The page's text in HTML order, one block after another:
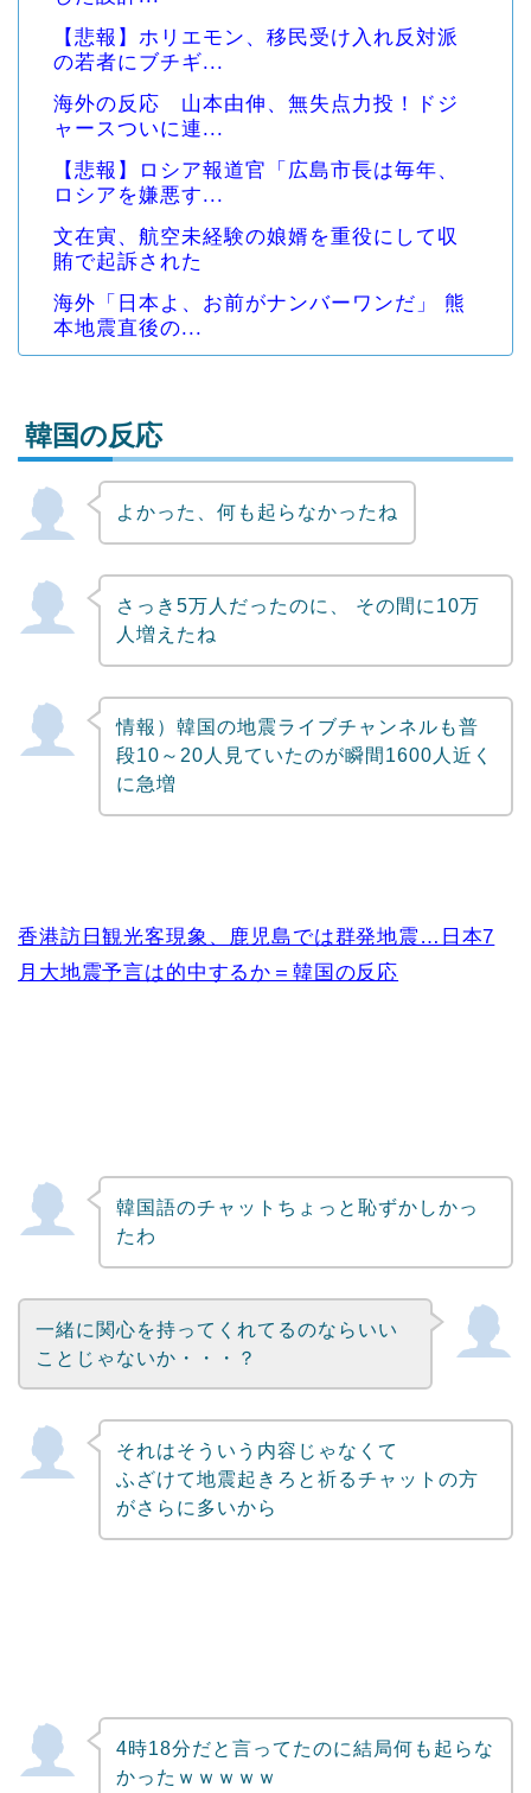
【悲報】ホリエモン、移民受け入れ反対派
の若者にブチギ...
海外の反応 山本由伸、無失点力投！ドジ
ャースついに連...
【悲報】ロシア報道官「広島市長は毎年、
ロシアを嫌悪す...
文在寅、航空未経験の娘婿を重役にして収
賄で起訴された
海外「日本よ、お前がナンバーワンだ」 熊
本地震直後の...
Powered by livedoor 相互RSS
韓国の反応
よかった、何も起らなかったね
さっき5万人だったのに、 その間に10万
人増えたね
情報）韓国の地震ライブチャンネルも普
段10～20人見ていたのが瞬間1600人近く
に急増
香港訪日観光客現象、鹿児島では群発地震…日本7
月大地震予言は的中するか＝韓国の反応
韓国語のチャットちょっと恥ずかしかっ
たわ
一緒に関心を持ってくれてるのならいい
ことじゃないか・・・？
それはそういう内容じゃなくて
ふざけて地震起きろと祈るチャットの方
がさらに多いから
4時18分だと言ってたのに結局何も起らな
かったｗｗｗｗｗ